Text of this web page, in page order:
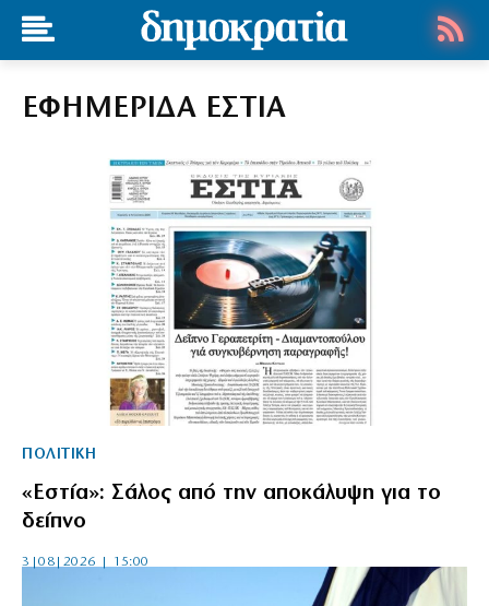
ΕΦΗΜΕΡΙΔΑ ΕΣΤΙΑ
ΠΟΛΙΤΙΚΗ
«Εστία»: Σάλος από την αποκάλυψη για το
δείπνο
3|08|2026 | 15:00